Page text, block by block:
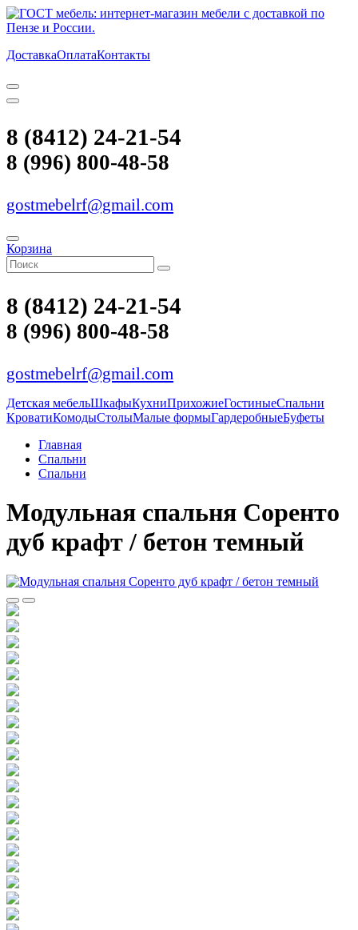
ДоставкаОплатаКонтакты
8 (8412) 24-21-54
8 (996) 800-48-58
gostmebelrf@gmail.com
Корзина
8 (8412) 24-21-54
8 (996) 800-48-58
gostmebelrf@gmail.com
Детская мебельШкафыКухниПрихожиеГостиныеСпальни
КроватиКомодыСтолыМалые формыГардеробныеБуфеты
Главная
Спальни
Спальни
Модульная спальня Соренто
дуб крафт / бетон темный